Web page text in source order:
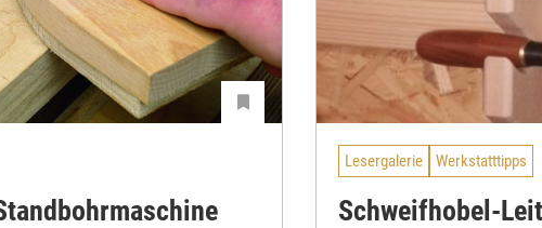
Lesergalerie Werkstatttipps
Schweifhobel-